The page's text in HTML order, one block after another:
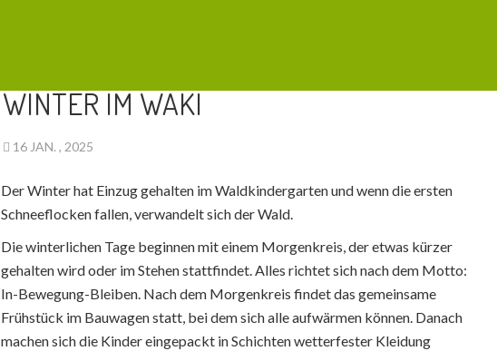
WINTER IM WAKI
16 JAN. , 2025
Der Winter hat Einzug gehalten im Waldkindergarten und wenn die ersten
Schneeflocken fallen, verwandelt sich der Wald.
Die winterlichen Tage beginnen mit einem Morgenkreis, der etwas kürzer
gehalten wird oder im Stehen stattfindet. Alles richtet sich nach dem Motto:
In-Bewegung-Bleiben. Nach dem Morgenkreis findet das gemeinsame
Frühstück im Bauwagen statt, bei dem sich alle aufwärmen können. Danach
machen sich die Kinder eingepackt in Schichten wetterfester Kleidung